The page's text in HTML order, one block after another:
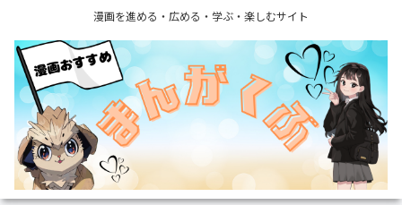
漫画を進める・広める・学ぶ・楽しむサイト